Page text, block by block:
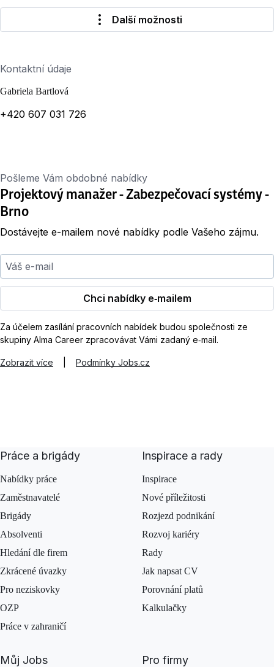
Další možnosti
Kontaktní údaje
Gabriela Bartlová
+420 607 031 726
Pošleme Vám obdobné nabídky
Projektový manažer - Zabezpečovací systémy -
Brno
Dostávejte e-mailem nové nabídky podle Vašeho zájmu.
Váš e-mail
Chci nabídky e‑mailem
Za účelem zasílání pracovních nabídek budou společnosti ze
skupiny Alma Career zpracovávat Vámi zadaný e‑mail.
Zobrazit více Podmínky Jobs.cz
Práce a brigády
Nabídky práce
Zaměstnavatelé
Brigády
Absolventi
Hledání dle firem
Zkrácené úvazky
Pro neziskovky
OZP
Práce v zahraničí
Inspirace a rady
Inspirace
Nové příležitosti
Rozjezd podnikání
Rozvoj kariéry
Rady
Jak napsat CV
Porovnání platů
Kalkulačky
Můj Jobs Pro firmy